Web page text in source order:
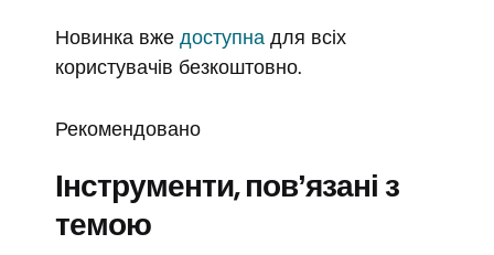
Новинка вже доступна для всіх
користувачів безкоштовно.
Рекомендовано
Інструменти, повʼязані з
темою